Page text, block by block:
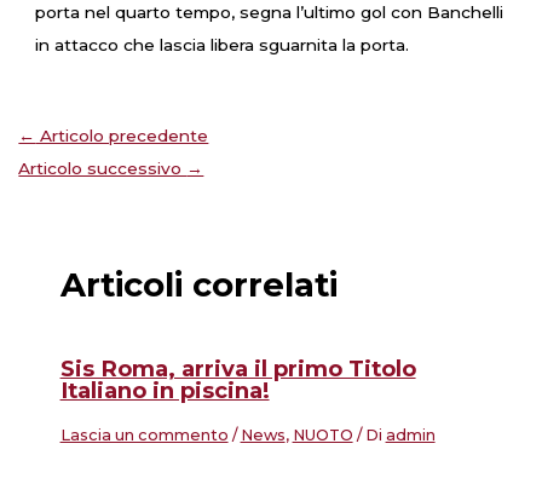
porta nel quarto tempo, segna l’ultimo gol con Banchelli
in attacco che lascia libera sguarnita la porta.
← Articolo precedente
Articolo successivo →
Articoli correlati
Sis Roma, arriva il primo Titolo
Italiano in piscina!
Lascia un commento / News, NUOTO / Di admin